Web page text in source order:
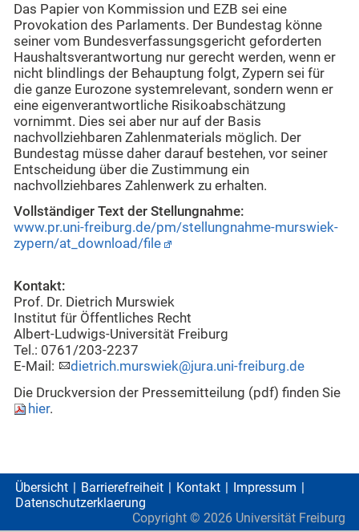
Das Papier von Kommission und EZB sei eine
Provokation des Parlaments. Der Bundestag könne
seiner vom Bundesverfassungsgericht geforderten
Haushaltsverantwortung nur gerecht werden, wenn er
nicht blindlings der Behauptung folgt, Zypern sei für
die ganze Eurozone systemrelevant, sondern wenn er
eine eigenverantwortliche Risikoabschätzung
vornimmt. Dies sei aber nur auf der Basis
nachvollziehbaren Zahlenmaterials möglich. Der
Bundestag müsse daher darauf bestehen, vor seiner
Entscheidung über die Zustimmung ein
nachvollziehbares Zahlenwerk zu erhalten.
Vollständiger Text der Stellungnahme:
www.pr.uni-freiburg.de/pm/stellungnahme-murswiek-
zypern/at_download/file
Kontakt:
Prof. Dr. Dietrich Murswiek
Institut für Öffentliches Recht
Albert-Ludwigs-Universität Freiburg
Tel.: 0761/203-2237
E-Mail:
dietrich.murswiek@jura.uni-freiburg.de
Die Druckversion der Pressemitteilung (pdf) finden Sie
hier.
Übersicht Barrierefreiheit Kontakt
Impressum
Datenschutzerklaerung
Copyright © 2026 Universität Freiburg